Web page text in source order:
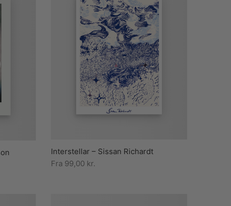
Interstellar – Sissan Richardt
Fra 99,00 kr.